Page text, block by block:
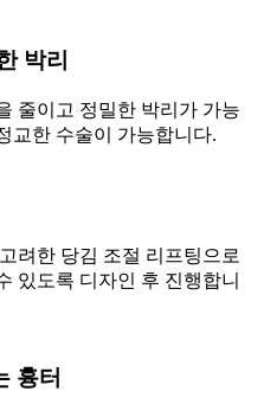
박리
줄이고 정밀한 박리가 가능
교한 수술이 가능합니다.
려한 당김 조절 리프팅으로
있도록 디자인 후 진행합니
흉터